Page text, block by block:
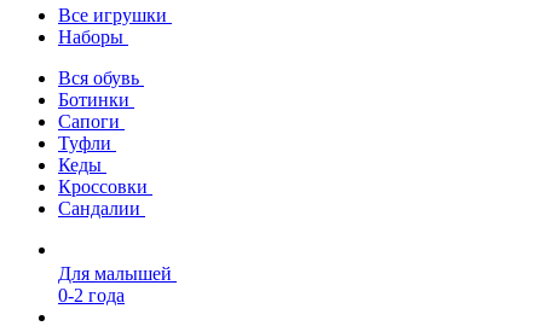
Все игрушки
Наборы
Вся обувь
Ботинки
Сапоги
Туфли
Кеды
Кроссовки
Сандалии
Для малышей
0-2 года